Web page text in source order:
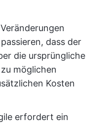
dass der
die ursprüngliche
möglichen
Kosten
erfordert ein